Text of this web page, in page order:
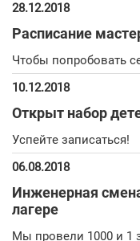
28.12.2018
Расписание
Чтобы попробовать
10.12.2018
Открыт набор
Успейте записаться!
06.08.2018
Инженерная
лагере
Мы провели 1000 и 1